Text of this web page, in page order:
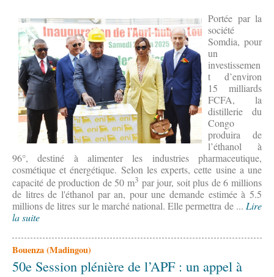
Portée par la
société
Somdia, pour
un
investissemen
t d’environ
15 milliards
FCFA, la
distillerie du
Congo
produira de
l’éthanol à
96°, destiné à alimenter les industries pharmaceutique,
cosmétique et énergétique. Selon les experts, cette usine a une
capacité de production de 50 m3 par jour, soit plus de 6 millions
de litres de l'éthanol par an, pour une demande estimée à 5.5
millions de litres sur le marché national. Elle permettra de ... Lire
la suite
Bouenza (Madingou)
50e Session plénière de l’APF : un appel à